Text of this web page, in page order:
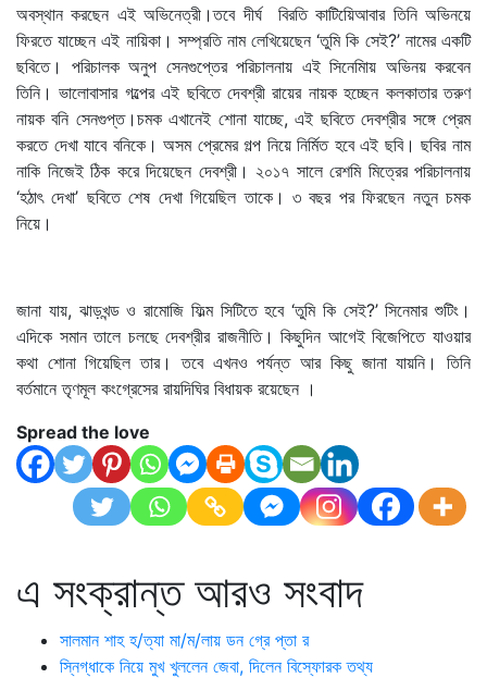
অবস্থান করছেন এই অভিনেত্রী।তবে দীর্ঘ বিরতি কাটিয়েিআবার তিনি অভিনয়ে
ফিরতে যাচ্ছেন এই নায়িকা। সম্প্রতি নাম লেখিয়েছেন ‘তুমি কি সেই?’ নামের একটি
ছবিতে। পরিচালক অনুপ সেনগুপ্তের পরিচালনায় এই সিনেমিায় অভিনয় করবেন
তিনি। ভালোবাসার গল্পের এই ছবিতে দেবশ্রী রায়ের নায়ক হচ্ছেন কলকাতার তরুণ
নায়ক বনি সেনগুপ্ত।চমক এখানেই শোনা যাচ্ছে, এই ছবিতে দেবশ্রীর সঙ্গে প্রেম
করতে দেখা যাবে বনিকে। অসম প্রেমের গল্প নিয়ে নির্মিত হবে এই ছবি। ছবির নাম
নাকি নিজেই ঠিক করে দিয়েছেন দেবশ্রী। ২০১৭ সালে রেশমি মিত্রের পরিচালনায়
‘হঠাৎ দেখা’ ছবিতে শেষ দেখা গিয়েছিল তাকে। ৩ বছর পর ফিরছেন নতুন চমক
নিয়ে।
জানা যায়, ঝাড়খন্ড ও রামোজি ফিল্ম সিটিতে হবে ‘তুমি কি সেই?’ সিনেমার শুটিং।
এদিকে সমান তালে চলছে দেবশ্রীর রাজনীতি। কিছুদিন আগেই বিজেপিতে যাওয়ার
কথা শোনা গিয়েছিল তার। তবে এখনও পর্যন্ত আর কিছু জানা যায়নি। তিনি
বর্তমানে তৃণমূল কংগ্রেসের রায়দিঘির বিধায়ক রয়েছেন ।
Spread the love
এ সংক্রান্ত আরও সংবাদ
সালমান শাহ হ/ত্যা মা/ম/লায় ডন গ্রে প্তা র
স্নিগ্ধাকে নিয়ে মুখ খুললেন জেবা, দিলেন বিস্ফোরক তথ্য